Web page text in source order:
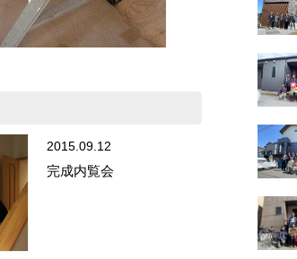
2015.09.12
完成内覧会